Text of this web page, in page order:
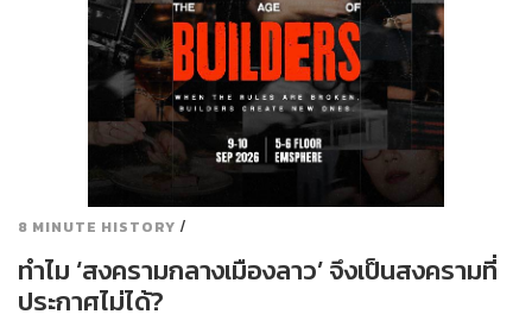
8 MINUTE HISTORY /
ทำไม ‘สงครามกลางเมืองลาว’ จึงเป็นสงครามที่
ประกาศไม่ได้?